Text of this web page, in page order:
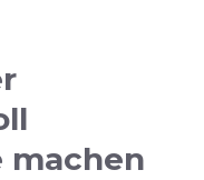
machen